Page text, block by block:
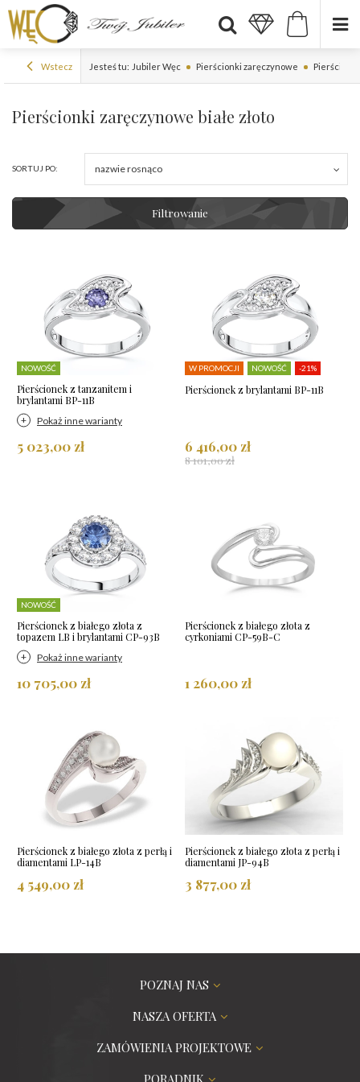
Wstecz Jesteś tu: Jubiler Węc Pierścionki zaręczynowe Pierścionki
Pierścionki zaręczynowe białe złoto
SORTUJ PO: nazwie rosnąco
Filtrowanie
NOWOŚĆ
Pierścionek z tanzanitem i
brylantami BP-11B
Pokaż inne warianty
5 023,00 zł
W PROMOCJI NOWOŚĆ -21%
Pierścionek z brylantami BP-11B
6 416,00 zł
8 101,00 zł
NOWOŚĆ
Pierścionek z białego złota z
topazem LB i brylantami CP-93B
Pokaż inne warianty
10 705,00 zł
Pierścionek z białego złota z
cyrkoniami CP-59B-C
1 260,00 zł
Pierścionek z białego złota z perłą i
diamentami LP-14B
4 549,00 zł
Pierścionek z białego złota z perłą i
diamentami JP-94B
3 877,00 zł
POZNAJ NAS
NASZA OFERTA
ZAMÓWIENIA PROJEKTOWE
PORADNIK